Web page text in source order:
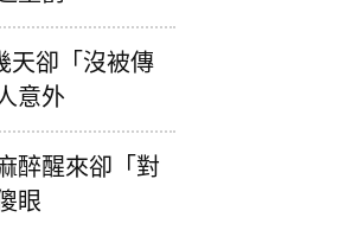
天卻「沒被傳
意外
醉醒來卻「對
眼